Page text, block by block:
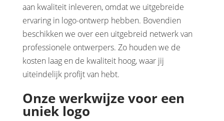
aan kwaliteit inleveren, omdat we uitgebreide
ervaring in logo-ontwerp hebben. Bovendien
beschikken we over een uitgebreid netwerk van
professionele ontwerpers. Zo houden we de
kosten laag en de kwaliteit hoog, waar jij
uiteindelijk profijt van hebt.
Onze werkwijze voor een
uniek logo